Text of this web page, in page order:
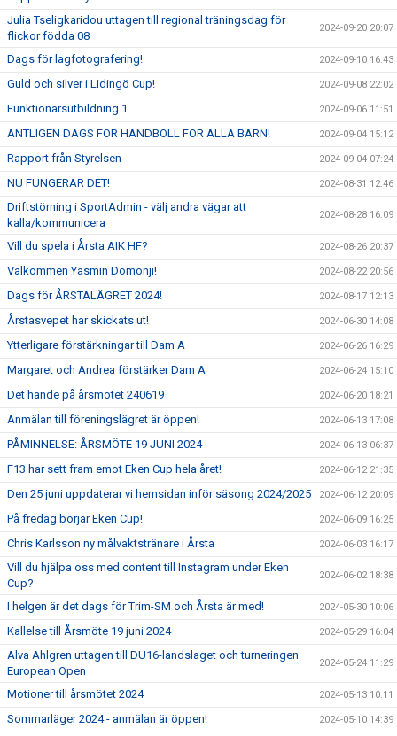
Julia Tseligkaridou uttagen till regional träningsdag för
flickor födda 08
2024-09-20 20:07
Dags för lagfotografering! 2024-09-10 16:43
Guld och silver i Lidingö Cup! 2024-09-08 22:02
Funktionärsutbildning 1 2024-09-06 11:51
ÄNTLIGEN DAGS FÖR HANDBOLL FÖR ALLA BARN! 2024-09-04 15:12
Rapport från Styrelsen 2024-09-04 07:24
NU FUNGERAR DET! 2024-08-31 12:46
Driftstörning i SportAdmin - välj andra vägar att
kalla/kommunicera
2024-08-28 16:09
Vill du spela i Årsta AIK HF? 2024-08-26 20:37
Välkommen Yasmin Domonji! 2024-08-22 20:56
Dags för ÅRSTALÄGRET 2024! 2024-08-17 12:13
Årstasvepet har skickats ut! 2024-06-30 14:08
Ytterligare förstärkningar till Dam A 2024-06-26 16:29
Margaret och Andrea förstärker Dam A 2024-06-24 15:10
Det hände på årsmötet 240619 2024-06-20 18:21
Anmälan till föreningslägret är öppen! 2024-06-13 17:08
PÅMINNELSE: ÅRSMÖTE 19 JUNI 2024 2024-06-13 06:37
F13 har sett fram emot Eken Cup hela året! 2024-06-12 21:35
Den 25 juni uppdaterar vi hemsidan inför säsong 2024/2025 2024-06-12 20:09
På fredag börjar Eken Cup! 2024-06-09 16:25
Chris Karlsson ny målvaktstränare i Årsta 2024-06-03 16:17
Vill du hjälpa oss med content till Instagram under Eken
Cup?
2024-06-02 18:38
I helgen är det dags för Trim-SM och Årsta är med! 2024-05-30 10:06
Kallelse till Årsmöte 19 juni 2024 2024-05-29 16:04
Alva Ahlgren uttagen till DU16-landslaget och turneringen
European Open
2024-05-24 11:29
Motioner till årsmötet 2024 2024-05-13 10:11
Sommarläger 2024 - anmälan är öppen! 2024-05-10 14:39